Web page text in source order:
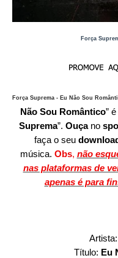
Força
Força Suprema - Eu Não Sou
Não Sou Romântico”
Suprema”. Ouçano
faça o seu
música. Obs, não
nas plataformas de
apenas é para
Artista:
Título: Eu